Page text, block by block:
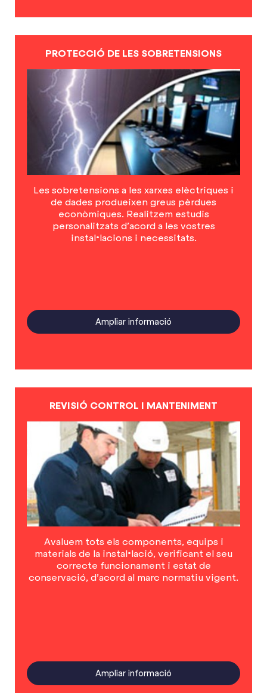
PROTECCIÓ DE LES SOBRETENSIONS
Les sobretensions a les xarxes elèctriques i
de dades produeixen greus pèrdues
econòmiques. Realitzem estudis
personalitzats d’acord a les vostres
instal•lacions i necessitats.
Ampliar informació
REVISIÓ CONTROL I MANTENIMENT
Avaluem tots els components, equips i
materials de la instal•lació, verificant el seu
correcte funcionament i estat de
conservació, d’acord al marc normatiu vigent.
Ampliar informació